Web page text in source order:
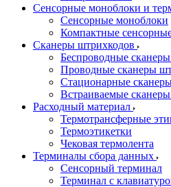
Сенсорные моноблоки и
Сенсорные моноблоки
Компактные
Сканеры штрихкодов
Беспроводные
Проводные сканеры
Стационарные
Встраиваемые
Расходный материал
Термотрансферные
Термоэтикетки
Чековая термолента
Терминалы сбора данных
Сенсорный терминал
Терминал с